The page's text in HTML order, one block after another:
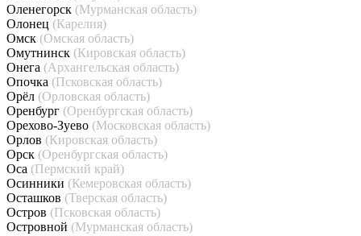
Оленегорск (Мурманская область)
Олонец (Карелия)
Омск (Омская область)
Омутнинск (Кировская область)
Онега (Архангельская область)
Опочка (Псковская область)
Орёл (Орловская область)
Оренбург (Оренбургская область)
Орехово-Зуево (Московская область)
Орлов (Кировская область)
Орск (Оренбургская область)
Оса (Пермский край)
Осинники (Кемеровская область)
Осташков (Тверская область)
Остров (Псковская область)
Островной (Мурманская область)